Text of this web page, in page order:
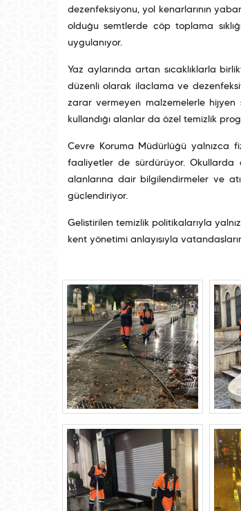
dezenfeksiyonu, yol kenarlarının
olduğu semtlerde çöp toplama
uygulanıyor.
Yaz aylarında artan sıcaklıklarla
düzenli olarak ilaçlama ve
zarar vermeyen malzemelerle hijyen
kullandığı alanlar da özel temizlik
Çevre Koruma Müdürlüğü yalnızca
faaliyetler de sürdürüyor. Okullarda
alanlarına dair bilgilendirmeler ve
güçlendiriyor.
Geliştirilen temizlik politikalarıyla
kent yönetimi anlayışıyla